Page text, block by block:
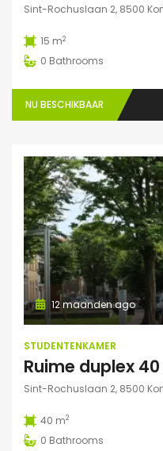
Sint-Rochuslaan 2, 8500
15 m2
0 Bathrooms
NU BESCHIKBAAR
12 maanden ago
STUDENTENKAMER
Sint-Rochuslaan 2, 8500
40 m2
0 Bathrooms